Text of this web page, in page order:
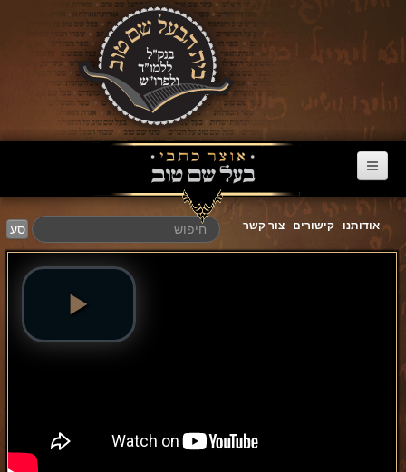
דף הבית
ערוץ הבעל שם טוב
פינת הלכה
סע אודותנו קישורים צור קשר